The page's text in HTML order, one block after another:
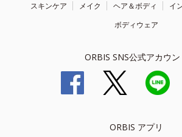
スキンケア メイク ヘア＆ボディ
イ
ボディウェア
ORBIS SNS公式アカウン
ORBIS アプリ